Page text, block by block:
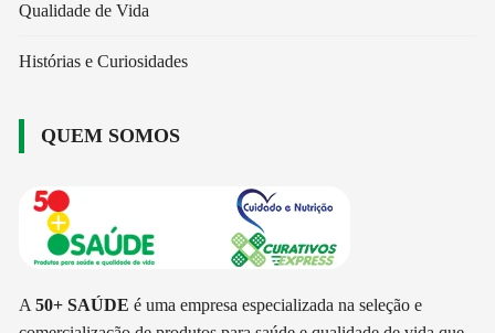
Qualidade de Vida
Histórias e Curiosidades
QUEM SOMOS
A50+ SAÚDE é uma empresa especializada na seleção e